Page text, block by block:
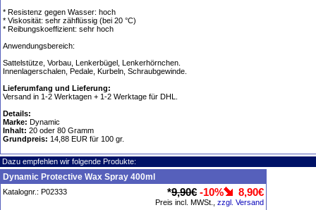
* Resistenz gegen Wasser: hoch
* Viskosität: sehr zähflüssig (bei 20 °C)
* Reibungskoeffizient: sehr hoch
Anwendungsbereich:
Sattelstütze, Vorbau, Lenkerbügel, Lenkerhörnchen.
Innenlagerschalen, Pedale, Kurbeln, Schraubgewinde.
Lieferumfang und Lieferung:
Versand in 1-2 Werktagen + 1-2 Werktage für DHL.
Details:
Marke: Dynamic
Inhalt: 20 oder 80 Gramm
Grundpreis: 14,88 EUR für 100 gr.
Dazu empfehlen wir folgende Produkte:
Dynamic Protective Wax Spray 400ml
Katalognr.: P02333 *9,90€ -10% 8,90€
Preis incl. MWSt., zzgl. Versand